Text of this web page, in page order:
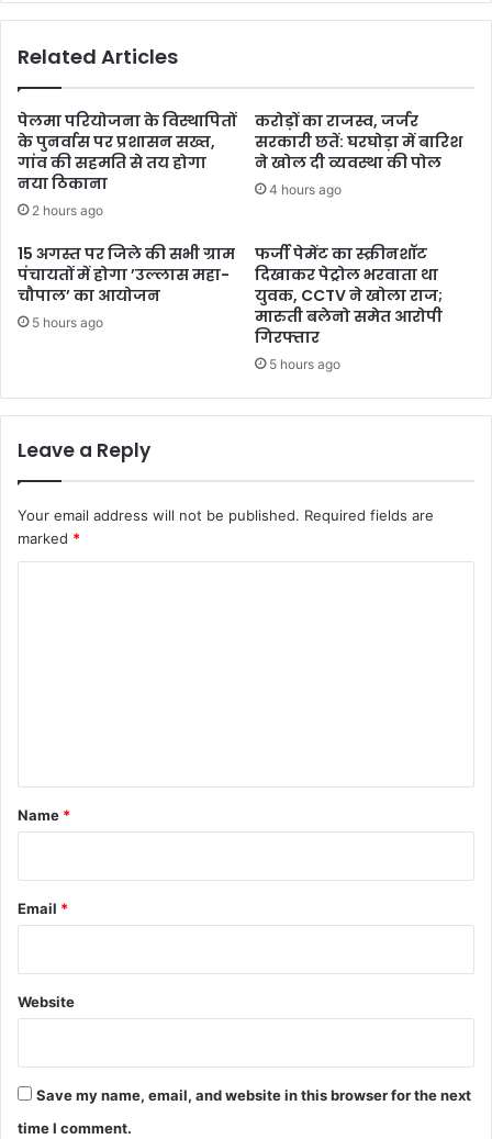
Related Articles
पेलमा परियोजना के विस्थापितों
के पुनर्वास पर प्रशासन सख्त,
गांव की सहमति से तय होगा
नया ठिकाना
2 hours ago
करोड़ों का राजस्व, जर्जर
सरकारी छतें: घरघोड़ा में बारिश
ने खोल दी व्यवस्था की पोल
4 hours ago
15 अगस्त पर जिले की सभी ग्राम
पंचायतों में होगा ’उल्लास महा-
चौपाल’ का आयोजन
5 hours ago
फर्जी पेमेंट का स्क्रीनशॉट
दिखाकर पेट्रोल भरवाता था
युवक, CCTV ने खोला राज;
मारुती बलेनो समेत आरोपी
गिरफ्तार
5 hours ago
Leave a Reply
Your email address will not be published. Required fields are
marked *
*
Name *
Email *
Website
Save my name, email, and website in this browser for the next
time I comment.